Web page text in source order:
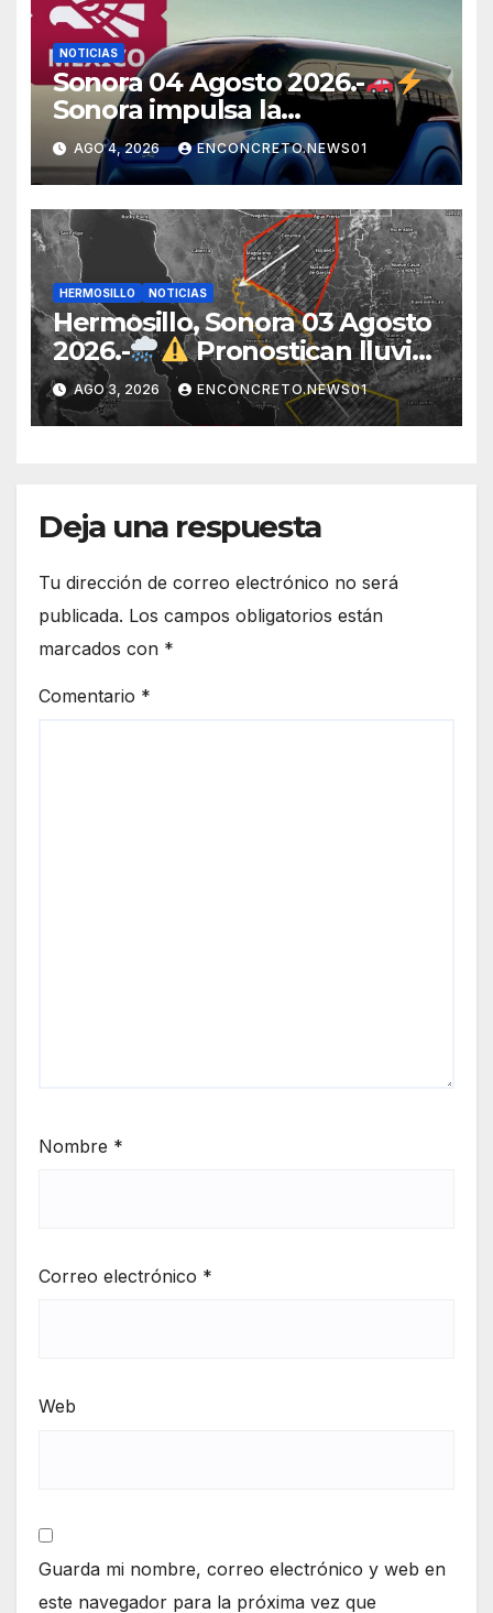
NOTICIAS
Sonora 04 Agosto 2026.-
Sonora impulsa la
electromovilidad con
«Beyond», un vehículo
eléctrico desarrollado junto al
ITH
AGO 4, 2026 ENCONCRETO.NEWS01
HERMOSILLO NOTICIAS
Hermosillo, Sonora 03 Agosto
2026.-
Pronostican lluvias
para Hermosillo esta noche;
norte de Sonora registra
mayor potencial de
AGO 3, 2026 ENCONCRETO.NEWS01
Deja una respuesta
Tu dirección de correo electrónico no será
publicada. Los campos obligatorios están
marcados con *
Comentario *
Nombre *
Correo electrónico *
Web
Guarda mi nombre, correo electrónico y web en
este navegador para la próxima vez que